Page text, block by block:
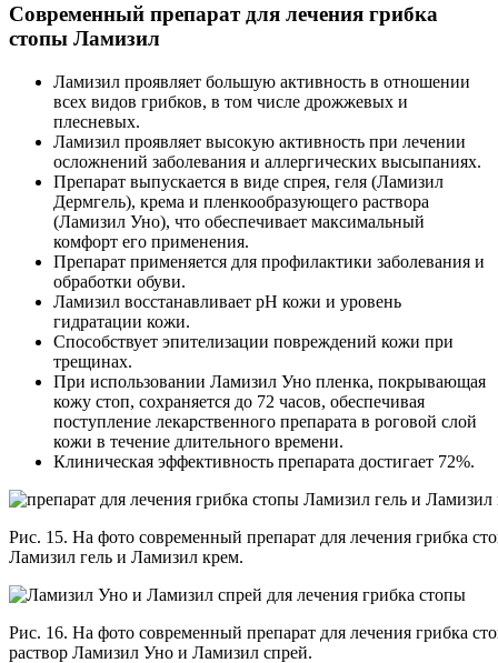
Современный препарат для лечения грибка
стопы Ламизил
Ламизил проявляет большую активность в отношении
всех видов грибков, в том числе дрожжевых и
плесневых.
Ламизил проявляет высокую активность при лечении
осложнений заболевания и аллергических высыпаниях.
Препарат выпускается в виде спрея, геля (Ламизил
Дермгель), крема и пленкообразующего раствора
(Ламизил Уно), что обеспечивает максимальный
комфорт его применения.
Препарат применяется для профилактики заболевания и
обработки обуви.
Ламизил восстанавливает pH кожи и уровень
гидратации кожи.
Способствует эпителизации повреждений кожи при
трещинах.
При использовании Ламизил Уно пленка, покрывающая
кожу стоп, сохраняется до 72 часов, обеспечивая
поступление лекарственного препарата в роговой слой
кожи в течение длительного времени.
Клиническая эффективность препарата достигает 72%.
Рис. 15. На фото современный препарат для лечения грибка
Ламизил гель и Ламизил крем.
Рис. 16. На фото современный препарат для лечения грибка
раствор Ламизил Уно и Ламизил спрей.